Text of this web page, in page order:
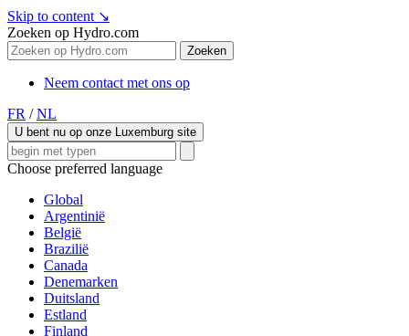
Skip to content ↘
Zoeken op Hydro.com
Zoeken
Neem contact met ons op
FR / NL
U bent nu op onze Luxemburg site
Choose preferred language
Global
Argentinië
België
Brazilië
Canada
Denemarken
Duitsland
Estland
Finland